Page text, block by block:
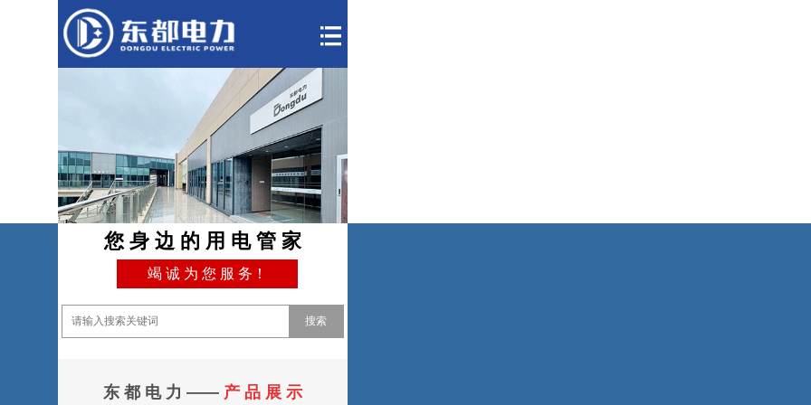
搜索
您 身 边 的 用 电 管 家
竭 诚 为 您 服 务！
东 都 电 力 —— 产 品 展 示